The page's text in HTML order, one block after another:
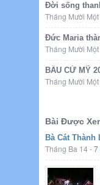
Đời sống
Tháng Mười
Đức Maria
Tháng Mười
BẦU CỬ MỸ
Tháng Mười
Bài Được
Bà Cát
Tháng Ba 14-7